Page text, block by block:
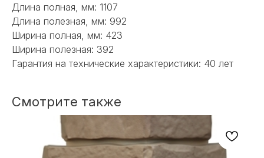
Длина полная, мм: 1107
Длина полезная, мм: 992
Ширина полная, мм: 423
Ширина полезная: 392
Гарантия на технические характеристики: 40 лет
Смотрите также
НЕ НАШЛИ НУЖНОЕ
ИЛИ НУЖНА ПОМОЩЬ